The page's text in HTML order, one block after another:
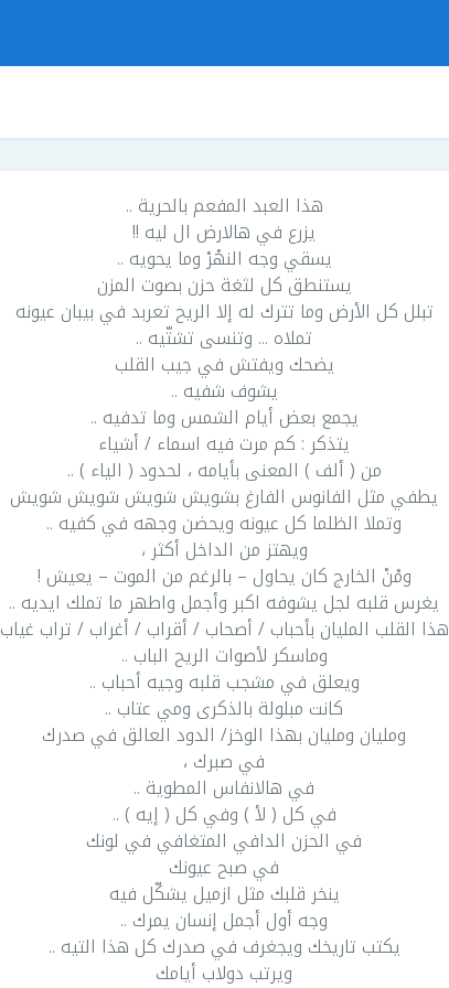
هذا العبد المفعم بالحرية ..
يزرع في هالارض ال ليه !!
يسقي وجه النهْرْ وما يحويه ..
يستنطق كل لثغة حزن بصوت المزن
تبلل كل الأرض وما تترك له إلا الريح تعربد في بيبان عيونه
تملاه ... وتنسى تشتّيه ..
يضحك ويفتش في جيب القلب
يشوف شفيه ..
يجمع بعض أيام الشمس وما تدفيه ..
يتذكر : كم مرت فيه اسماء / أشياء
من ( ألف ) المعنى بأيامه ، لحدود ( الياء ) ..
يطفي مثل الفانوس الفارغ بشويش شويش شويش شويش
وتملا الظلما كل عيونه ويحضن وجهه في كفيه ..
ويهتز من الداخل أكثر ،
ومْنْ الخارج كان يحاول – بالرغم من الموت – يعيش !
يغرس قلبه لجل يشوفه اكبر وأجمل واطهر ما تملك ايديه ..
هذا القلب المليان بأحباب / أصحاب / أقراب / أغراب / تراب غياب
وماسكر لأصوات الريح الباب ..
ويعلق في مشجب قلبه وجيه أحباب ..
كانت مبلولة بالذكرى ومي عتاب ..
ومليان ومليان بهذا الوخز/ الدود العالق في صدرك
في صبرك ،
في هالانفاس المطوية ..
في كل ( لأ ) وفي كل ( إيه ) ..
في الحزن الدافي المتغافي في لونك
في صبح عيونك
ينخر قلبك مثل ازميل يشكّل فيه
وجه أول أجمل إنسان يمرك ..
يكتب تاريخك ويجغرف في صدرك كل هذا التيه ..
ويرتب دولاب أيامك